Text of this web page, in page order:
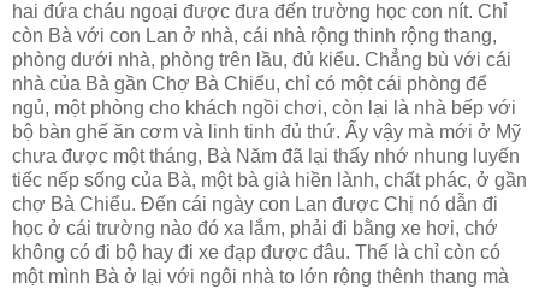
hai đứa cháu ngoại được đưa đến trường học con nít. Chỉ
còn Bà với con Lan ở nhà, cái nhà rộng thinh rộng thang,
phòng dưới nhà, phòng trên lầu, đủ kiểu. Chẳng bù với cái
nhà của Bà gần Chợ Bà Chiểu, chỉ có một cái phòng để
ngủ, một phòng cho khách ngồi chơi, còn lại là nhà bếp với
bộ bàn ghế ăn cơm và linh tinh đủ thứ. Ấy vậy mà mới ở Mỹ
chưa được một tháng, Bà Năm đã lại thấy nhớ nhung luyến
tiếc nếp sống của Bà, một bà già hiền lành, chất phác, ở gần
chợ Bà Chiểu. Đến cái ngày con Lan được Chị nó dẫn đi
học ở cái trường nào đó xa lắm, phải đi bằng xe hơi, chớ
không có đi bộ hay đi xe đạp được đâu. Thế là chỉ còn có
một mình Bà ở lại với ngôi nhà to lớn rộng thênh thang mà